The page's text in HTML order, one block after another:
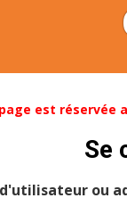
est réservée
Se
ou